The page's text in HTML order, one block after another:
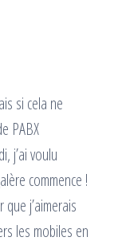
si cela ne
PABX
j’ai voulu
commence !
j’aimerais
les mobiles en